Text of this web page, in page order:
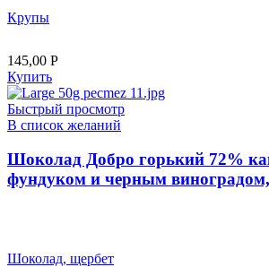
Крупы
145,00 Р
Купить
Быстрый просмотр
В список желаний
Шоколад Добро горький 72%
фундуком и черным
Шоколад, щербет